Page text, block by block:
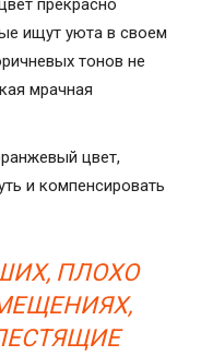
прекрасно
ищут уюта в своем
тонов не
мрачная
цвет,
и компенсировать
ПЛОХО